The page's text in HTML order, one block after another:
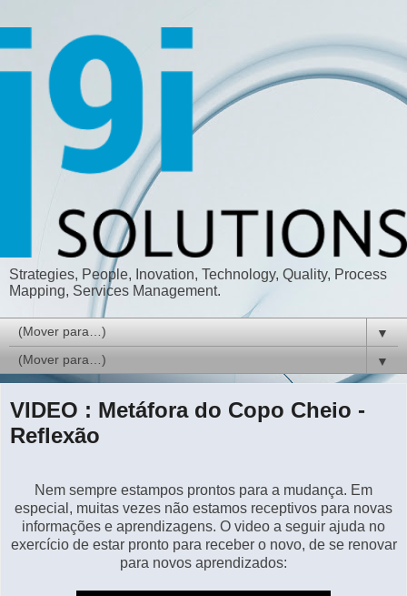
Strategies, People, Inovation, Technology, Quality, Process
Mapping, Services Management.
▼
▼
VIDEO : Metáfora do Copo Cheio -
Reflexão
Nem sempre estampos prontos para a mudança. Em
especial, muitas vezes não estamos receptivos para novas
informações e aprendizagens. O video a seguir ajuda no
exercício de estar pronto para receber o novo, de se renovar
para novos aprendizados: